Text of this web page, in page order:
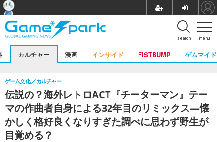
menu
search
カルチャー 漫画 インサイド FISTBUMP ゲムマイド
伝説の？海外レトロACT『チーターマン』テー
マの作曲者自身による32年目のリミックス―懐
かしく格好良くなりすぎた調べに思わず野生が
目覚める？
ゲーム文化 カルチャー